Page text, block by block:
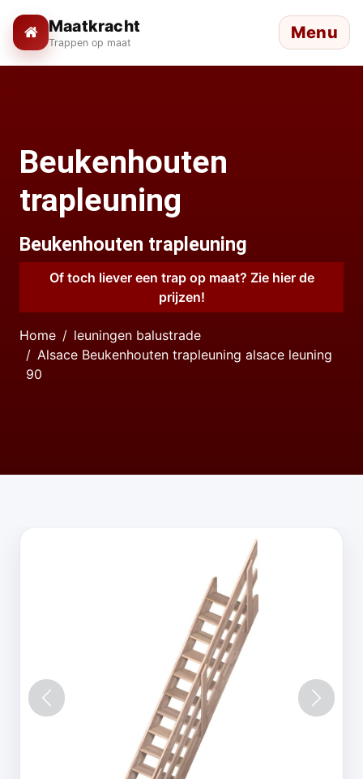
Maatkracht
Trappen op maat Menu
Beukenhouten
trapleuning
Beukenhouten trapleuning
Of toch liever een trap op maat? Zie hier de
prijzen!
Home
leuningen balustrade
Alsace Beukenhouten trapleuning alsace leuning
90
Vorige